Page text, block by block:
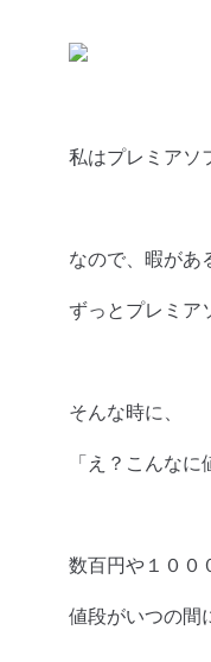
私はプレミアソ
なので、暇があ
ずっとプレミア
そんな時に、
「え？こんな
数百円や１００
値段がいつの間